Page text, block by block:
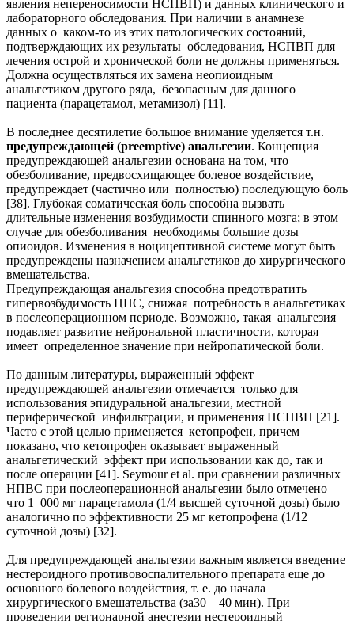
явления непереносимости НСПВП) и данных клинического и
лабораторного обследования. При наличии в анамнезе
данных о каком-то из этих патологических состояний,
подтверждающих их результаты обследования, НСПВП для
лечения острой и хронической боли не должны применяться.
Должна осуществляться их замена неопиоидным
анальгетиком другого ряда, безопасным для данного
пациента (парацетамол, метамизол) [11].
В последнее десятилетие большое внимание уделяется т.н.
предупреждающей (preemptive) анальгезии. Концепция
предупреждающей анальгезии основана на том, что
обезболивание, предвосхищающее болевое воздействие,
предупреждает (частично или полностью) последующую боль
[38]. Глубокая соматическая боль способна вызвать
длительные изменения возбудимости спинного мозга; в этом
случае для обезболивания необходимы большие дозы
опиоидов. Изменения в ноцицептивной системе могут быть
предупреждены назначением анальгетиков до хирургического
вмешательства.
Предупреждающая анальгезия способна предотвратить
гипервозбудимость ЦНС, снижая потребность в анальгетиках
в послеоперационном периоде. Возможно, такая анальгезия
подавляет развитие нейрональной пластичности, которая
имеет определенное значение при нейропатической боли.
По данным литературы, выраженный эффект
предупреждающей анальгезии отмечается только для
использования эпидуральной анальгезии, местной
периферической инфильтрации, и применения НСПВП [21].
Часто с этой целью применяется кетопрофен, причем
показано, что кетопрофен оказывает выраженный
анальгетический эффект при использовании как до, так и
после операции [41]. Seymour et al. при сравнении различных
НПВС при послеоперационной анальгезии было отмечено
что 1 000 мг парацетамола (1/4 высшей суточной дозы) было
аналогично по эффективности 25 мг кетопрофена (1/12
суточной дозы) [32].
Для предупреждающей анальгезии важным является введение
нестероидного противовоспалительного препарата еще до
основного болевого воздействия, т. е. до начала
хирургического вмешательства (за30—40 мин). При
проведении регионарной анестезии нестероидный